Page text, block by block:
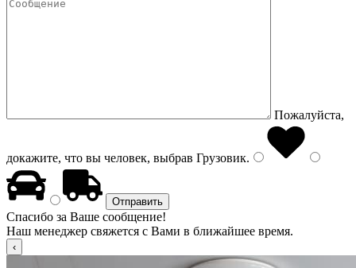
Пожалуйста,
докажите, что вы человек, выбрав Грузовик.
Спасибо за Ваше сообщение!
Наш менеджер свяжется с Вами в ближайшее время.